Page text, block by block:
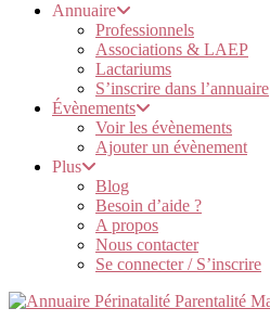
Annuaire
Professionnels
Associations & LAEP
Lactariums
S’inscrire dans l’annuaire
Évènements
Voir les évènements
Ajouter un évènement
Plus
Blog
Besoin d’aide ?
A propos
Nous contacter
Se connecter / S’inscrire